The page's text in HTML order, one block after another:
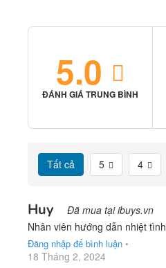
5.0
ĐÁNH GIÁ TRUNG BÌNH
Tất cả 5 4
Huy Đã mua tại ibuys.vn
Nhân viên hướng dẫn nhiệt tình
Đăng nhập để bình luận •
18 Tháng 2, 2024